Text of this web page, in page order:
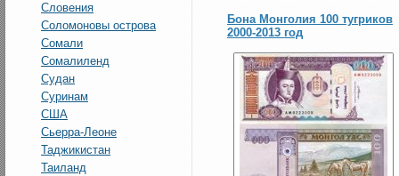
Словения
Соломоновы острова
Сомали
Сомалиленд
Судан
Суринам
США
Сьерра-Леоне
Таджикистан
Таиланд
Бона Монголия 100 тугриков
2000-2013 год